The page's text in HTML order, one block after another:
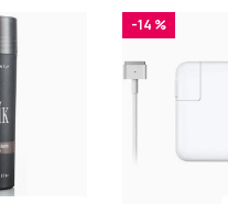
-14 %